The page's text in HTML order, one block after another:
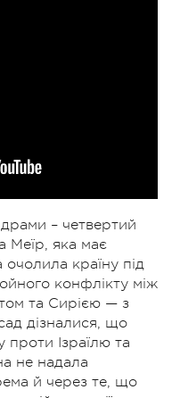
драми – четвертий
Меїр, яка має
країну під
конфлікту між
та Сирією — з
дізналися, що
проти Ізраїлю та
не надала
й через те, що